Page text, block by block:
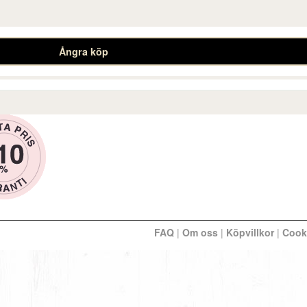
Ångra köp
FAQ| Om oss| Köpvillkor|